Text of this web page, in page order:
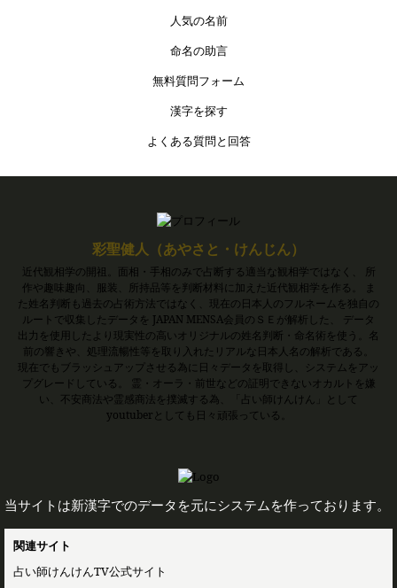
人気の名前
命名の助言
無料質問フォーム
漢字を探す
よくある質問と回答
彩聖健人（あやさと・けんじん）
近代観相学の開祖。面相・手相のみで占断する適当な観相学ではなく、 所
作や趣味趣向、服装、所持品等を判断材料に加えた近代観相学を作る。 ま
た姓名判断も過去の占術方法ではなく、現在の日本人のフルネームを独自の
ルートで収集したデータを JAPAN MENSA会員のＳＥが解析した、 データ
出力を使用したより現実性の高いオリジナルの姓名判断・命名術を使う。名
前の響きや、処理流暢性等を取り入れたリアルな日本人名の解析である。
現在でもブラッシュアップさせる為に日々データを取得し、システムをアッ
プグレードしている。 霊・オーラ・前世などの証明できないオカルトを嫌
い、不安商法や霊感商法を撲滅する為、「占い師けんけん」として
youtuberとしても日々頑張っている。
当サイトは新漢字でのデータを元にシステムを作っております。
関連サイト
占い師けんけんTV公式サイト